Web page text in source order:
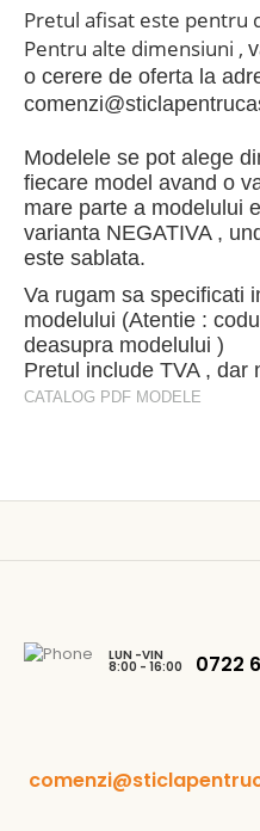
Pretul afisat este pentru
Pentru alte dimensiuni ,
o cerere de oferta la
Modelele se pot alege
fiecare model avand o
mare parte a modelului
varianta NEGATIVA ,
este sablata.
Va rugam sa specificati
modelului (Atentie :
deasupra modelului )
Pretul include TVA , dar
CATALOG PDF MODELE
LUN -VIN
8:00 - 16:00 0722